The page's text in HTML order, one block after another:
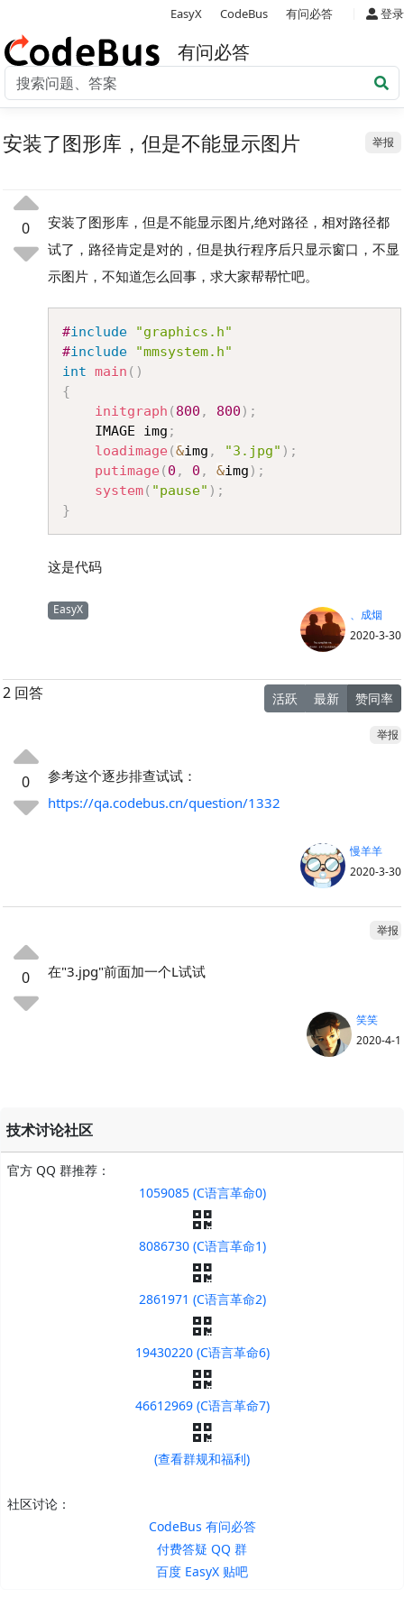
EasyX CodeBus 有问必答 登录
有问必答
举报
安装了图形库，但是不能显示图片
0
安装了图形库，但是不能显示图片,绝对路径，相对路径都
试了，路径肯定是对的，但是执行程序后只显示窗口，不显
示图片，不知道怎么回事，求大家帮帮忙吧。
#include
"graphics.h"
#include
"mmsystem.h"
int main ( )
{
initgraph ( 800 , 800 ) ;
	IMAGE img
;
loadimage(&img , "3.jpg" ) ;
putimage( 0 , 0 , &img ) ;
system( "pause" ) ;
}
这是代码
EasyX
、成烟
2020-3-30
2 回答 活跃 最新 赞同率
举报
0
参考这个逐步排查试试：
https://qa.codebus.cn/question/1332
慢羊羊
2020-3-30
举报
0 在"3.jpg"前面加一个L试试
笑笑
2020-4-1
技术讨论社区
官方 QQ 群推荐：
1059085 (C语言革命0)
8086730 (C语言革命1)
2861971 (C语言革命2)
19430220 (C语言革命6)
46612969 (C语言革命7)
(查看群规和福利)
社区讨论：
CodeBus 有问必答
付费答疑 QQ 群
百度 EasyX 贴吧